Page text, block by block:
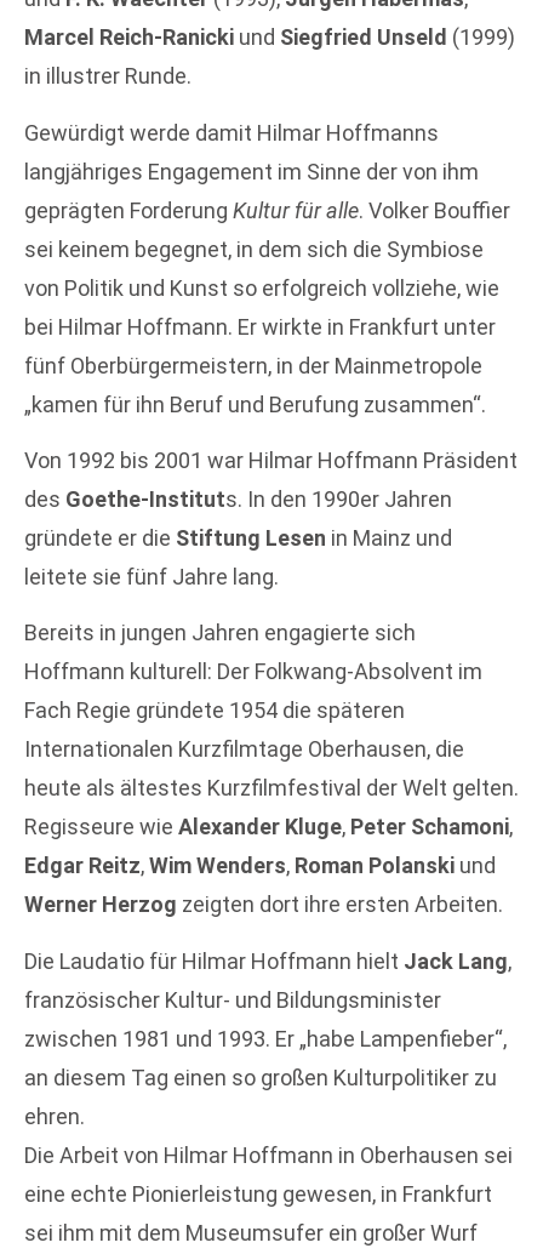
Marcel Reich-Ranicki und Siegfried Unseld (1999)
in illustrer Runde.
Gewürdigt werde damit Hilmar Hoffmanns
langjähriges Engagement im Sinne der von ihm
geprägten Forderung Kultur für alle. Volker Bouffier
sei keinem begegnet, in dem sich die Symbiose
von Politik und Kunst so erfolgreich vollziehe, wie
bei Hilmar Hoffmann. Er wirkte in Frankfurt unter
fünf Oberbürgermeistern, in der Mainmetropole
„kamen für ihn Beruf und Berufung zusammen“.
Von 1992 bis 2001 war Hilmar Hoffmann Präsident
des Goethe-Instituts. In den 1990er Jahren
gründete er die Stiftung Lesen in Mainz und
leitete sie fünf Jahre lang.
Bereits in jungen Jahren engagierte sich
Hoffmann kulturell: Der Folkwang-Absolvent im
Fach Regie gründete 1954 die späteren
Internationalen Kurzfilmtage Oberhausen, die
heute als ältestes Kurzfilmfestival der Welt gelten.
Regisseure wie Alexander Kluge, Peter Schamoni,
Edgar Reitz,Wim Wenders, Roman Polanski und
Werner Herzog zeigten dort ihre ersten Arbeiten.
Die Laudatio für Hilmar Hoffmann hielt Jack Lang,
französischer Kultur- und Bildungsminister
zwischen 1981 und 1993. Er „habe Lampenfieber“,
an diesem Tag einen so großen Kulturpolitiker zu
ehren.
Die Arbeit von Hilmar Hoffmann in Oberhausen sei
eine echte Pionierleistung gewesen, in Frankfurt
sei ihm mit dem Museumsufer ein großer Wurf